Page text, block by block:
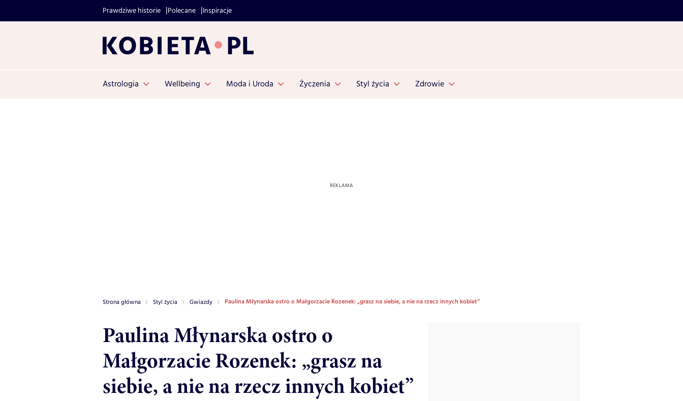
Prawdziwe historie Polecane Inspiracje
Astrologia Wellbeing Moda i Uroda Życzenia Styl życia Zdrowie
Strona główna Styl życia Gwiazdy Paulina Młynarska ostro o Małgorzacie Rozenek: „grasz na siebie, a nie na rzecz innych kobiet”
Paulina Młynarska ostro o
Małgorzacie Rozenek: „grasz na
siebie, a nie na rzecz innych kobiet”